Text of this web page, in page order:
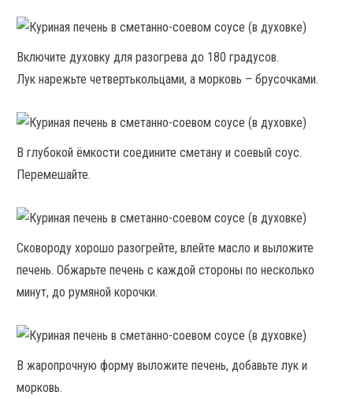
Включите духовку для разогрева до 180 градусов.
Лук нарежьте четвертькольцами, а морковь – брусочками.
В глубокой ёмкости соедините сметану и соевый соус.
Перемешайте.
Сковороду хорошо разогрейте, влейте масло и выложите
печень. Обжарьте печень с каждой стороны по несколько
минут, до румяной корочки.
В жаропрочную форму выложите печень, добавьте лук и
морковь.